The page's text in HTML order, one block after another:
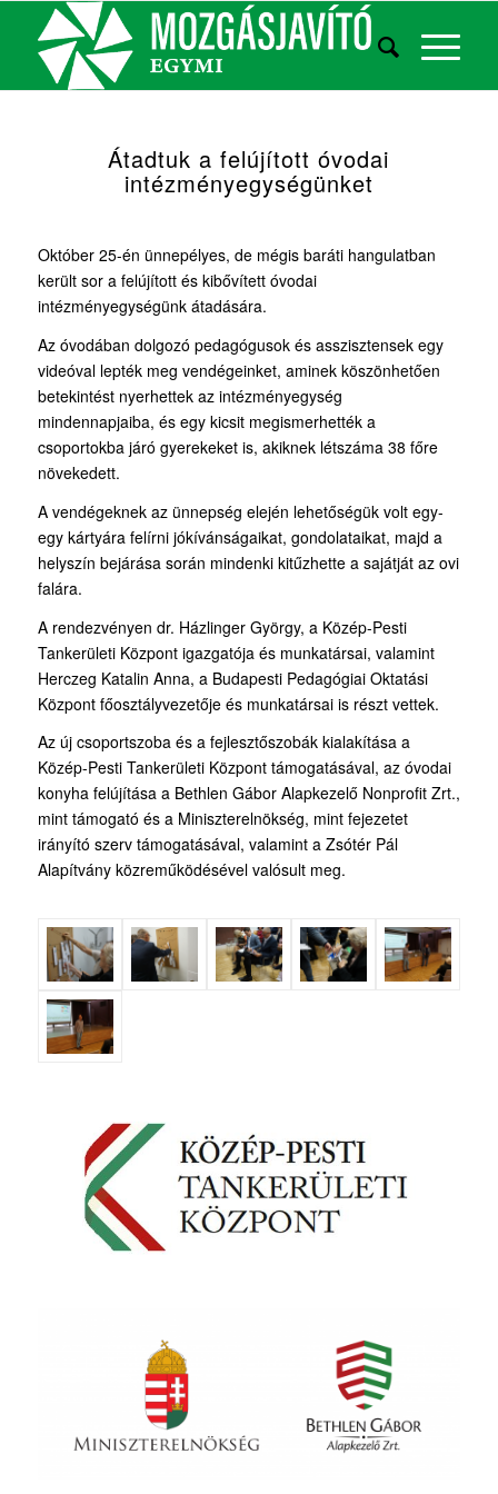
Átadtuk a felújított óvodai
intézményegységünket
Október 25-én ünnepélyes, de mégis baráti hangulatban
került sor a felújított és kibővített óvodai
intézményegységünk átadására.
Az óvodában dolgozó pedagógusok és asszisztensek egy
videóval lepték meg vendégeinket, aminek köszönhetően
betekintést nyerhettek az intézményegység
mindennapjaiba, és egy kicsit megismerhették a
csoportokba járó gyerekeket is, akiknek létszáma 38 főre
növekedett.
A vendégeknek az ünnepség elején lehetőségük volt egy-
egy kártyára felírni jókívánságaikat, gondolataikat, majd a
helyszín bejárása során mindenki kitűzhette a sajátját az ovi
falára.
A rendezvényen dr. Házlinger György, a Közép-Pesti
Tankerületi Központ igazgatója és munkatársai, valamint
Herczeg Katalin Anna, a Budapesti Pedagógiai Oktatási
Központ főosztályvezetője és munkatársai is részt vettek.
Az új csoportszoba és a fejlesztőszobák kialakítása a
Közép-Pesti Tankerületi Központ támogatásával, az óvodai
konyha felújítása a Bethlen Gábor Alapkezelő Nonprofit Zrt.,
mint támogató és a Miniszterelnökség, mint fejezetet
irányító szerv támogatásával, valamint a Zsótér Pál
Alapítvány közreműködésével valósult meg.